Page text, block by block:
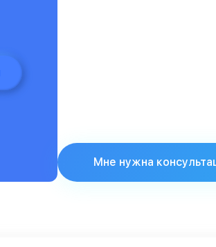
Мне нужна